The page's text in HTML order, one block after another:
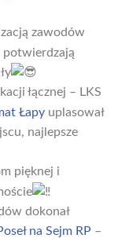
zawodów
potwierdzają
łącznej – LKS
Łapy uplasował
najlepsze
pięknej i
dokonał
na Sejm RP –